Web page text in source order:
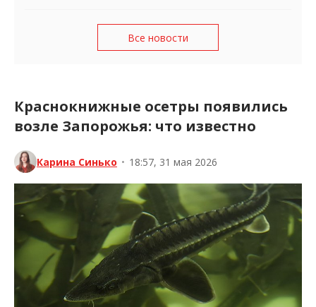
Все новости
Краснокнижные осетры появились
возле Запорожья: что известно
Карина Синько • 18:57, 31 мая 2026